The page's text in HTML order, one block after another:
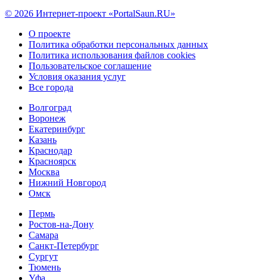
© 2026 Интернет-проект «PortalSaun.RU»
О проекте
Политика обработки персональных данных
Политика использования файлов cookies
Пользовательское соглашение
Условия оказания услуг
Все города
Волгоград
Воронеж
Екатеринбург
Казань
Краснодар
Красноярск
Москва
Нижний Новгород
Омск
Пермь
Ростов-на-Дону
Самара
Санкт-Петербург
Сургут
Тюмень
Уфа